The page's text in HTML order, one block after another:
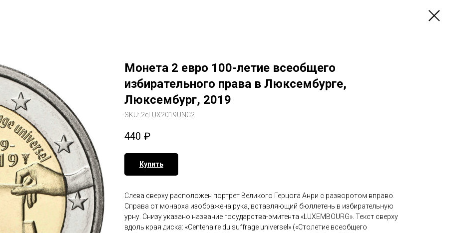
Монета 2 евро 100-летие всеобщего
избирательного права в Люксембурге,
Люксембург, 2019
SKU: 2eLUX2019UNC2
440 ₽
Купить
Слева сверху расположен портрет Великого Герцога Анри с разворотом вправо.
Справа от монарха изображена рука, вставляющий бюллетень в избирательную
урну. Снизу указано название государства-эмитента «LUXEMBOURG». Текст сверху
вдоль края диска: «Centenaire du suffrage universel» («Столетие всеобщего